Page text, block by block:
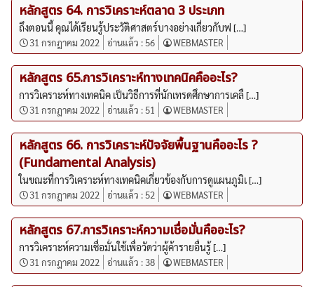
หลักสูตร 64. การวิเคราะห์ตลาด 3 ประเภท
ถึงตอนนี้ คุณได้เรียนรู้ประวัติศาสตร์บางอย่างเกี่ยวกับฟ […]
31 กรกฎาคม 2022 อ่านแล้ว :56 WEBMASTER
หลักสูตร 65.การวิเคราะห์ทางเทคนิคคืออะไร?
การวิเคราะห์ทางเทคนิค เป็นวิธีการที่นักเทรดศึกษาการเคลื […]
31 กรกฎาคม 2022 อ่านแล้ว :51 WEBMASTER
หลักสูตร 66. การวิเคราะห์ปัจจัยพื้นฐานคืออะไร ?
(Fundamental Analysis)
ในขณะที่การวิเคราะห์ทางเทคนิคเกี่ยวข้องกับการดูแผนภูมิเ […]
31 กรกฎาคม 2022 อ่านแล้ว :52 WEBMASTER
หลักสูตร 67.การวิเคราะห์ความเชื่อมั่นคืออะไร?
การวิเคราะห์ความเชื่อมั่นใช้เพื่อวัดว่าผู้ค้ารายอื่นรู้ […]
31 กรกฎาคม 2022 อ่านแล้ว :38 WEBMASTER